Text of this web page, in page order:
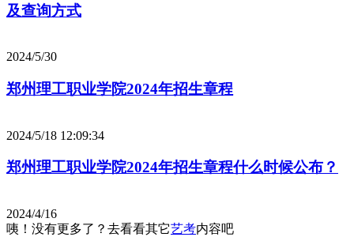
及查询方式
2024/5/30
郑州理工职业学院2024年招生章程
2024/5/18 12:09:34
郑州理工职业学院2024年招生章程什么时候公布？
2024/4/16
咦！没有更多了？去看看其它艺考内容吧